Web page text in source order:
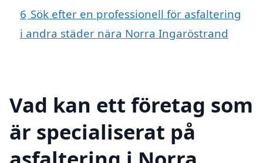
6 Sök efter en professionell för asfaltering
i andra städer nära Norra Ingaröstrand
Vad kan ett företag som
är specialiserat på